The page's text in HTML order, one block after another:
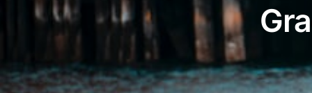
Tražim Posao
Oglasi za posao